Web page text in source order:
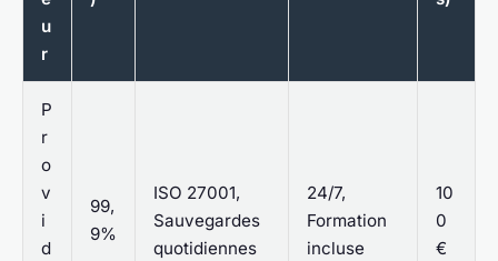
u
r
P
r
o
v
i
d
99,
9%
ISO 27001,
Sauvegardes
quotidiennes
24/7,
Formation
incluse
10
0
€